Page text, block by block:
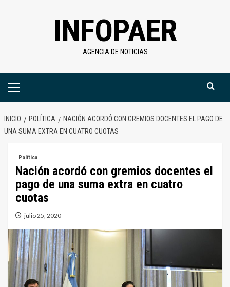
INFOPAER
AGENCIA DE NOTICIAS
Menú
INICIO POLÍTICA
NACIÓN ACORDÓ CON GREMIOS DOCENTES EL PAGO DE
UNA SUMA EXTRA EN CUATRO CUOTAS
Política
Nación acordó con gremios docentes el
pago de una suma extra en cuatro
cuotas
julio 25, 2020